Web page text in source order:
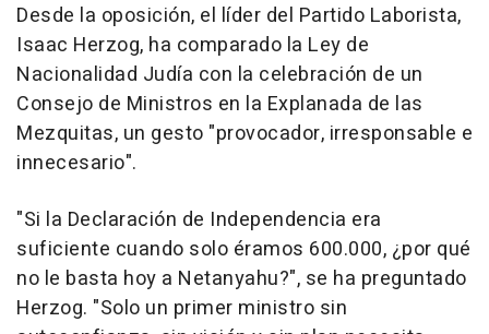
Desde la oposición, el líder del Partido Laborista,
Isaac Herzog, ha comparado la Ley de
Nacionalidad Judía con la celebración de un
Consejo de Ministros en la Explanada de las
Mezquitas, un gesto "provocador, irresponsable e
innecesario".
"Si la Declaración de Independencia era
suficiente cuando solo éramos 600.000, ¿por qué
no le basta hoy a Netanyahu?", se ha preguntado
Herzog. "Solo un primer ministro sin